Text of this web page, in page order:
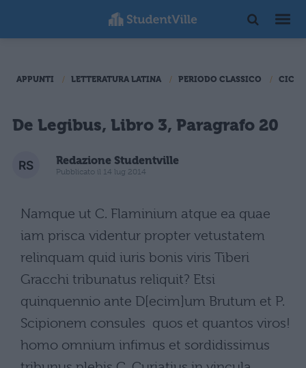
APPUNTI LETTERATURA LATINA PERIODO CLASSICO
De Legibus, Libro 3, Paragrafo 20
Redazione Studentville
Pubblicato il 14 lug 2014
Namque ut C. Flaminium atque ea quae
iam prisca videntur propter vetustatem
relinquam quid iuris bonis viris Tiberi
Gracchi tribunatus reliquit? Etsi
quinquennio ante D[ecim]um Brutum et P.
Scipionem consules  quos et quantos viros! 
homo omnium infimus et sordidissimus